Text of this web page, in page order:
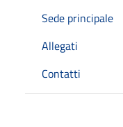
Sede principale
Allegati
Contatti